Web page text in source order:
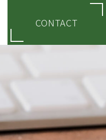
CONTACT